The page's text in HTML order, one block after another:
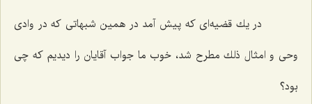
در یك قضیه‌ای كه پیش آمد در همین شبهاتی كه در وادی
وحی و امثال ذلك مطرح شد، خوب ما جواب آقایان را دیدیم كه چی
بود؟